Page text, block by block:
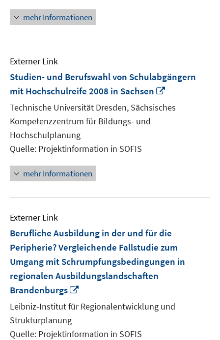
mehr Informationen
Externer Link
Studien- und Berufswahl von Schulabgängern
mit Hochschulreife 2008 in Sachsen
Fenster
Technische Universität Dresden, Sächsisches
Kompetenzzentrum für Bildungs- und
Hochschulplanung
Quelle: Projektinformation in SOFIS
mehr Informationen
Externer Link
Berufliche Ausbildung in der und für die
Peripherie? Vergleichende Fallstudie zum
Umgang mit Schrumpfungsbedingungen in
regionalen Ausbildungslandschaften
Brandenburgs
neuem
Fenster
Leibniz-Institut für Regionalentwicklung und
Strukturplanung
Quelle: Projektinformation in SOFIS